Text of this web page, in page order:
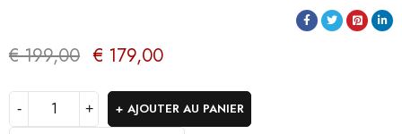
€199,00 € 179,00
AJOUTER AU PANIER